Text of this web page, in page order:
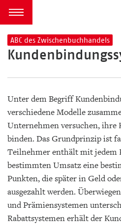
zum Inhalt springen
Menü öffnen
ABC des Zwischenbuchhandels
Unter dem Begriff
verschiedene Modelle
Unternehmen versuchen, ihre
binden. Das Grundprinzip ist
Teilnehmer enthält mit jedem
bestimmten Umsatz eine
Punkten, die später in Geld
ausgezahlt werden.
und Prämiensystemen
Rabattsystemen erhält der